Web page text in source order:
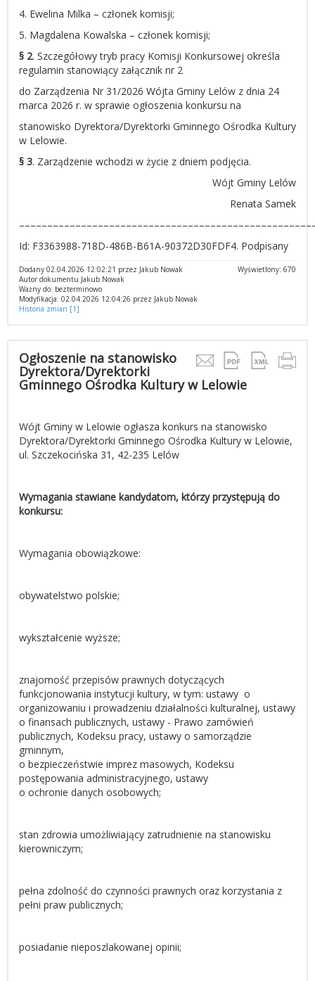
4. Ewelina Milka – członek komisji;
5. Magdalena Kowalska – członek komisji;
§ 2. Szczegółowy tryb pracy Komisji Konkursowej określa
regulamin stanowiący załącznik nr 2
do Zarządzenia Nr 31/2026 Wójta Gminy Lelów z dnia 24
marca 2026 r. w sprawie ogłoszenia konkursu na
stanowisko Dyrektora/Dyrektorki Gminnego Ośrodka Kultury
w Lelowie.
§ 3. Zarządzenie wchodzi w życie z dniem podjęcia.
Wójt Gminy Lelów
Renata Samek
Id: F3363988-718D-486B-B61A-90372D30FDF4. Podpisany
Wyświetlony: 670
Dodany 02.04.2026 12:02:21 przez Jakub Nowak
Autor dokumentu Jakub Nowak
Ważny do: bezterminowo
Modyfikacja: 02.04.2026 12:04:26 przez Jakub Nowak
Historia zmian [1]
Ogłoszenie na stanowisko
Dyrektora/Dyrektorki
Gminnego Ośrodka Kultury w Lelowie
Wójt Gminy w Lelowie ogłasza konkurs na stanowisko
Dyrektora/Dyrektorki Gminnego Ośrodka Kultury w Lelowie,
ul. Szczekocińska 31, 42-235 Lelów
Wymagania stawiane kandydatom, którzy przystępują do
konkursu:
Wymagania obowiązkowe:
obywatelstwo polskie;
wykształcenie wyższe;
znajomość przepisów prawnych dotyczących
funkcjonowania instytucji kultury, w tym: ustawy o
organizowaniu i prowadzeniu działalności kulturalnej, ustawy
o finansach publicznych, ustawy - Prawo zamówień
publicznych, Kodeksu pracy, ustawy o samorządzie
gminnym,
o bezpieczeństwie imprez masowych, Kodeksu
postępowania administracyjnego, ustawy
o ochronie danych osobowych;
stan zdrowia umożliwiający zatrudnienie na stanowisku
kierowniczym;
pełna zdolność do czynności prawnych oraz korzystania z
pełni praw publicznych;
posiadanie nieposzlakowanej opinii;